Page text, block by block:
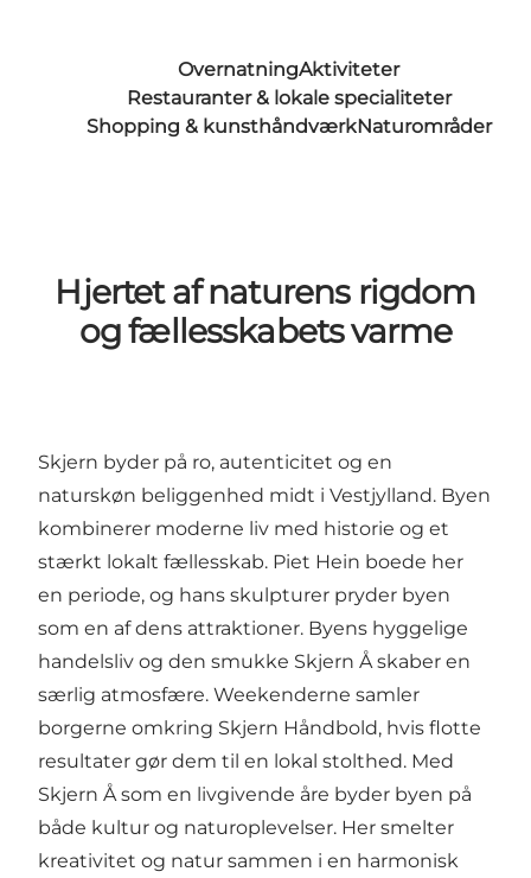
OvernatningAktiviteter
Restauranter & lokale specialiteter
Shopping & kunsthåndværkNaturområder
Hjertet af naturens rigdom
og fællesskabets varme
Skjern byder på ro, autenticitet og en
naturskøn beliggenhed midt i Vestjylland. Byen
kombinerer moderne liv med historie og et
stærkt lokalt fællesskab. Piet Hein boede her
en periode, og hans skulpturer pryder byen
som en af dens attraktioner. Byens hyggelige
handelsliv og den smukke Skjern Å skaber en
særlig atmosfære. Weekenderne samler
borgerne omkring Skjern Håndbold, hvis flotte
resultater gør dem til en lokal stolthed. Med
Skjern Å som en livgivende åre byder byen på
både kultur og naturoplevelser. Her smelter
kreativitet og natur sammen i en harmonisk